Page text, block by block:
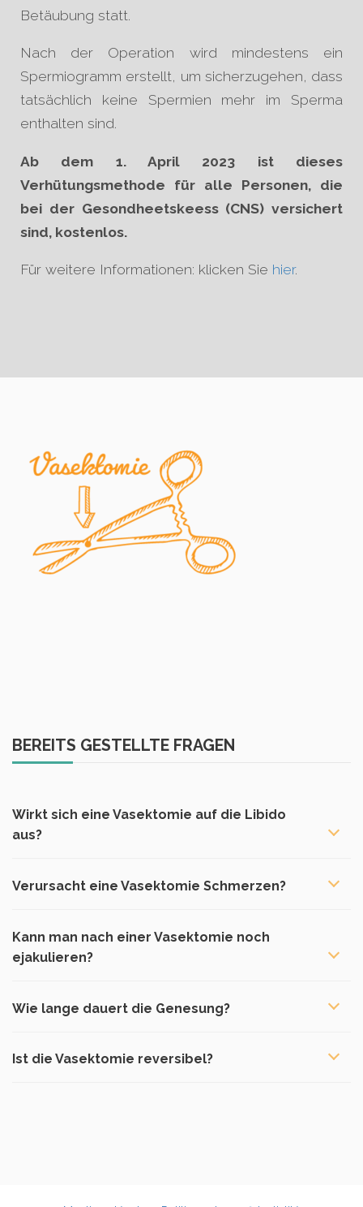
Betäubung statt.
Nach der Operation wird mindestens ein
Spermiogramm erstellt, um sicherzugehen, dass
tatsächlich keine Spermien mehr im Sperma
enthalten sind.
Ab dem 1. April 2023 ist dieses
Verhütungsmethode für alle Personen, die
bei der Gesondheetskeess (CNS) versichert
sind, kostenlos.
Für weitere Informationen: klicken Sie hier.
BEREITS GESTELLTE FRAGEN
Wirkt sich eine Vasektomie auf die Libido
aus?
Verursacht eine Vasektomie Schmerzen?
Kann man nach einer Vasektomie noch
ejakulieren?
Wie lange dauert die Genesung?
Ist die Vasektomie reversibel?